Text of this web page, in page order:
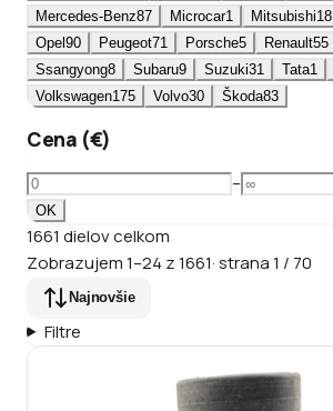
Mercedes-Benz87 Microcar1 Mitsubishi18
Opel90 Peugeot71 Porsche5 Renault55
Ssangyong8 Subaru9 Suzuki31 Tata1
Volkswagen175 Volvo30 Škoda83
Cena (€)
–
OK
1661 dielovcelkom
Zobrazujem1–24 z1661·strana1 / 70
Najnovšie
Filtre